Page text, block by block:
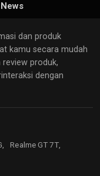
dan produk
kamu secara mudah
produk,
dengan
Realme GT 7T,